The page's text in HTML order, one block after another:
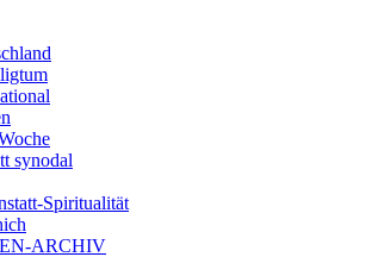
synodal
Spiritualität
ARCHIV